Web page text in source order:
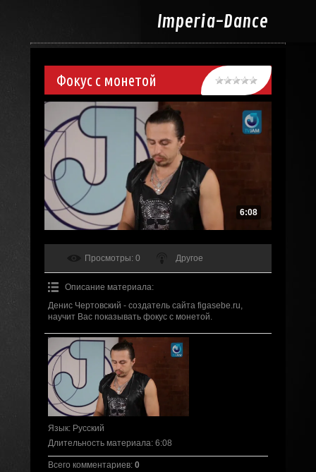
Imperia-Dance
Фокус с монетой
6:08
Просмотры: 0 Другое
Описание материала:
Денис Чертовский - создатель сайта figasebe.ru,
научит Вас показывать фокус с монетой.
Язык: Русский
Длительность материала: 6:08
Всего комментариев: 0